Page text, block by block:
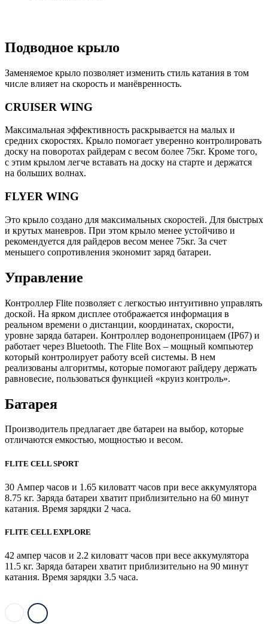
Подводное крыло
Заменяемое крыло позволяет изменить стиль катания в том
числе влияет на скорость и манёвренность.
CRUISER WING
Максимальная эффективность раскрывается на малых и
средних скоростях. Крыло помогает уверенно контролировать
доску на поворотах райдерам с весом более 75кг. Кроме того,
с этим крылом легче вставать на доску на старте и держатся
на больших волнах.
FLYER WING
Это крыло создано для максимальных скоростей. Для быстрых
и крутых маневров. При этом крыло менее устойчиво и
рекомендуется для райдеров весом менее 75кг. За счет
меньшего сопротивления экономит заряд батареи.
Управление
Контроллер Flite позволяет с легкостью интуитивно управлять
доской. На ярком дисплее отображается информация в
реальном времени о дистанции, координатах, скорости,
уровне заряда батареи. Контроллер водонепроницаем (IP67) и
работает через Bluetooth. The Flite Box – мощный компьютер
который контролирует работу всей системы. В нем
реализованы алгоритмы, которые помогают райдеру держать
равновесие, пользоваться функцией «круиз контроль».
Батарея
Производитель предлагает две батареи на выбор, которые
отличаются емкостью, мощностью и весом.
FLITE CELL SPORT
30 Ампер часов и 1.65 киловатт часов при весе аккумулятора
8.75 кг. Заряда батареи хватит приблизительно на 60 минут
катания. Время зарядки 2 часа.
FLITE CELL EXPLORE
42 ампер часов и 2.2 киловатт часов при весе аккумулятора
11.5 кг. Заряда батареи хватит приблизительно на 90 минут
катания. Время зарядки 3.5 часа.